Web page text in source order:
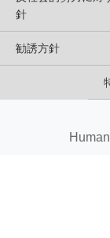
針
勧誘方針